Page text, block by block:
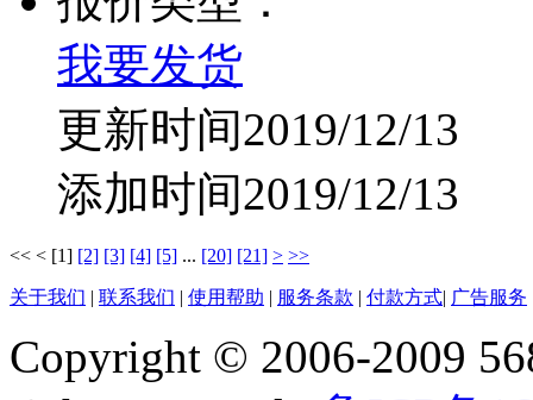
我要发货
更新时间2019/12/13
添加时间2019/12/13
<< < [1] [2] [3] [4] [5] ... [20] [21] > >>
关于我们 | 联系我们 | 使用帮助 | 服务条款 | 付款方式| 广告服务
Copyright © 2006-2009